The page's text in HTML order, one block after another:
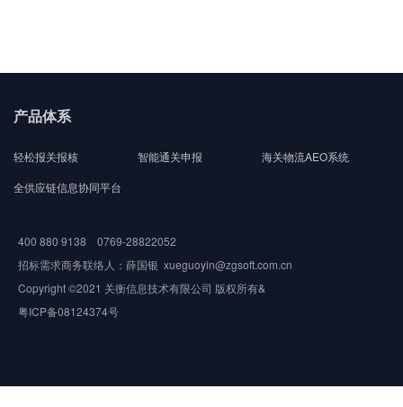
产品体系
轻松报关报核 智能通关申报
海关物流AEO系统
全供应链信息协同平台
400 880 9138 0769-28822052
招标需求商务联络人：薛国银 xueguoyin@zgsoft.com.cn
Copyright ©2021 关衡信息技术有限公司 版权所有&
粤ICP备08124374号